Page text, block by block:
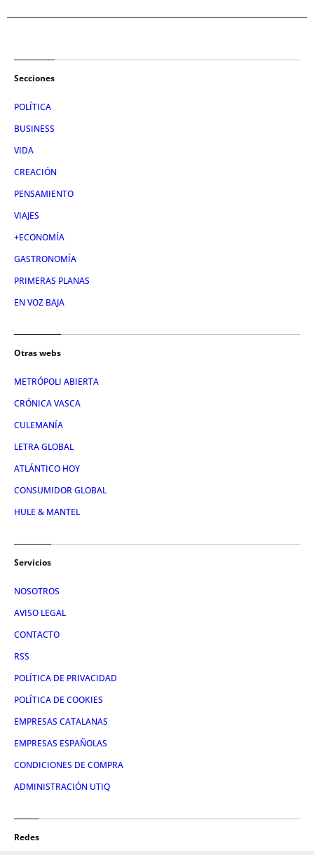
Secciones
POLÍTICA
BUSINESS
VIDA
CREACIÓN
PENSAMIENTO
VIAJES
+ECONOMÍA
GASTRONOMÍA
PRIMERAS PLANAS
EN VOZ BAJA
Otras webs
METRÓPOLI ABIERTA
CRÓNICA VASCA
CULEMANÍA
LETRA GLOBAL
ATLÁNTICO HOY
CONSUMIDOR GLOBAL
HULE & MANTEL
Servicios
NOSOTROS
AVISO LEGAL
CONTACTO
RSS
POLÍTICA DE PRIVACIDAD
POLÍTICA DE COOKIES
EMPRESAS CATALANAS
EMPRESAS ESPAÑOLAS
CONDICIONES DE COMPRA
ADMINISTRACIÓN UTIQ
Redes